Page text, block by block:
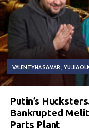
VALENTYNA SAMAR YULIIA
Putin’s
Bankrupted
Parts Plant